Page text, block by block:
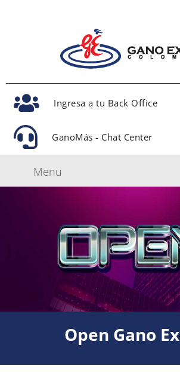
Ingresa a tu Back Office
GanoMás - Chat Center
Menu
Open Gano